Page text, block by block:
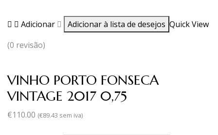
Adicionar Adicionar à lista de desejos Quick View
(0 revisão)
VINHO PORTO FONSECA
VINTAGE 2017 0,75
€110.00 (€89.43 sem iva)